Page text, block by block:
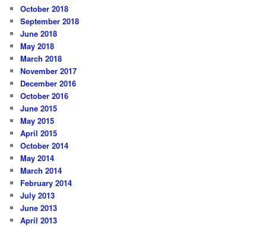
October 2018
September 2018
June 2018
May 2018
March 2018
November 2017
December 2016
October 2016
June 2015
May 2015
April 2015
October 2014
May 2014
March 2014
February 2014
July 2013
June 2013
April 2013